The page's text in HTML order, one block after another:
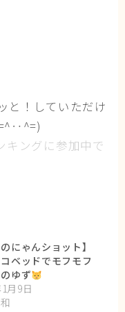
と！していただけ
キングに参加中で
のにゃんショット】
ベッドでモフモフ
ゆず
月9日